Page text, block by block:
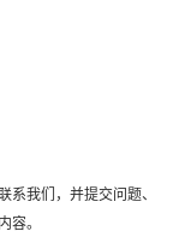
系我们，并提交问题、
容。